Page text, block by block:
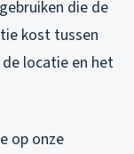
die de
kost tussen
de locatie en het
op onze